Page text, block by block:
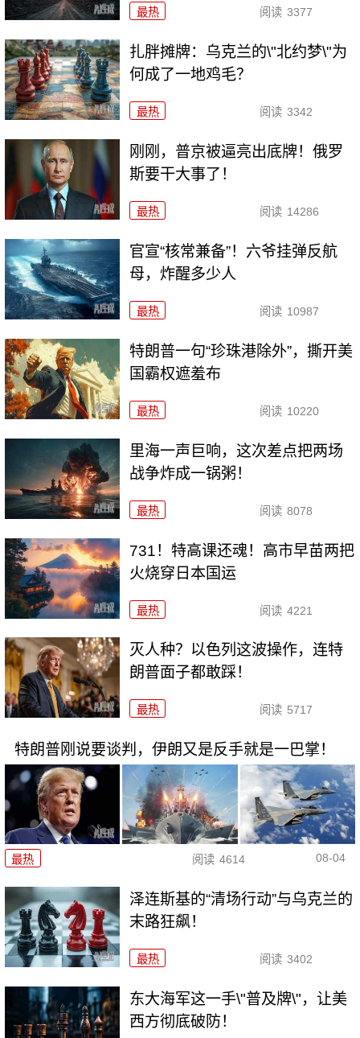
最热 阅读 3377
扎胖摊牌：乌克兰的\"北约梦\"为
何成了一地鸡毛？
最热 阅读 3342
刚刚，普京被逼亮出底牌！俄罗
斯要干大事了！
最热 阅读 14286
官宣“核常兼备”！六爷挂弹反航
母，炸醒多少人
最热 阅读 10987
特朗普一句“珍珠港除外”，撕开美
国霸权遮羞布
最热 阅读 10220
里海一声巨响，这次差点把两场
战争炸成一锅粥！
最热 阅读 8078
731！特高课还魂！高市早苗两把
火烧穿日本国运
最热 阅读 4221
灭人种？以色列这波操作，连特
朗普面子都敢踩！
最热 阅读 5717
特朗普刚说要谈判，伊朗又是反手就是一巴掌！
最热 阅读 4614 08-04
泽连斯基的“清场行动”与乌克兰的
末路狂飙！
最热 阅读 3402
东大海军这一手\"普及牌\"，让美
西方彻底破防！